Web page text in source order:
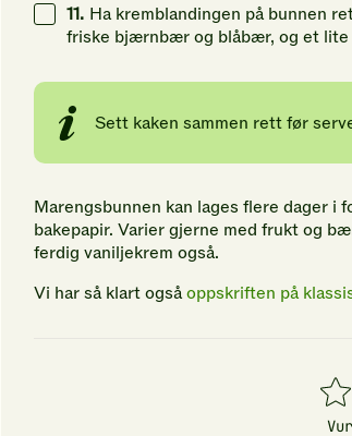
11. Ha kremblandingen på bunnen
friske bjærnbær og blåbær, og et lite
Sett kaken sammen rett før
Marengsbunnen kan lages flere dager
bakepapir. Varier gjerne med frukt og
ferdig vaniljekrem også.
Vi har så klart ogsåoppskriften på
1